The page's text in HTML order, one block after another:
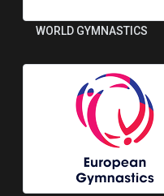
WORLD GYMNASTICS